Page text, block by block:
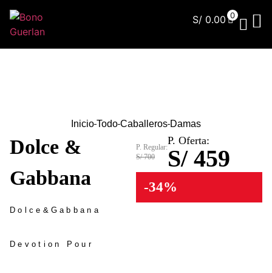
S/ 0.00 0
Inicio Todo Caballeros Damas
Dolce &
Gabbana
Dolce&Gabbana
Devotion Pour
P. Regular:
S/ 700
P. Oferta:
S/ 459
-34%